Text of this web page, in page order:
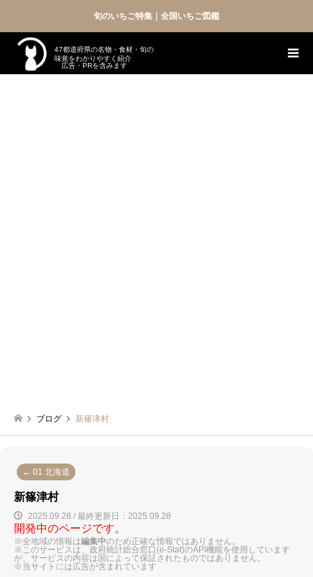
旬のいちご特集｜全国いちご図鑑
47都道府県の名物・食材・旬の
味覚をわかりやすく紹介
広告・PRを含みます
ブログ 新篠津村
← 01 北海道
新篠津村
2025.09.28 / 最終更新日：2025.09.28
開発中のページです。
※全地域の情報は編集中のため正確な情報ではありません。
※このサービスは、政府統計総合窓口(e-Stat)のAPI機能を使用しています
が、サービスの内容は国によって保証されたものではありません。
※当サイトには広告が含まれています